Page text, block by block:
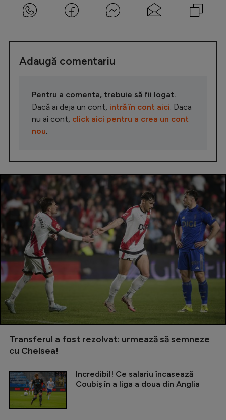
Adaugă comentariu
Pentru a comenta, trebuie să fii logat.
Dacă ai deja un cont, intră în cont aici. Daca
nu ai cont, click aici pentru a crea un cont
nou.
Transferul a fost rezolvat: urmează să semneze
cu Chelsea!
Incredibil! Ce salariu încasează
Coubiș în a liga a doua din Anglia